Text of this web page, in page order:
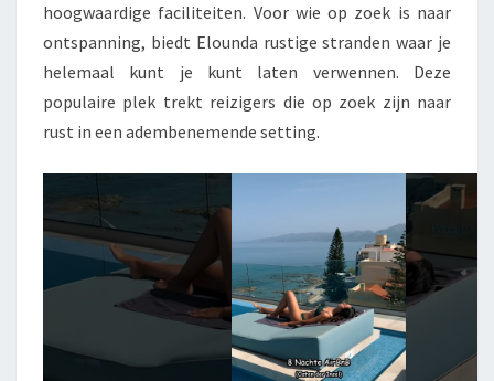
hoogwaardige faciliteiten. Voor wie op zoek is naar
ontspanning, biedt Elounda rustige stranden waar je
helemaal kunt je kunt laten verwennen. Deze
populaire plek trekt reizigers die op zoek zijn naar
rust in een adembenemende setting.